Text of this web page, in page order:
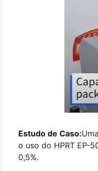
Estudo de Caso:
o uso do HPRT EP-
0,5%.